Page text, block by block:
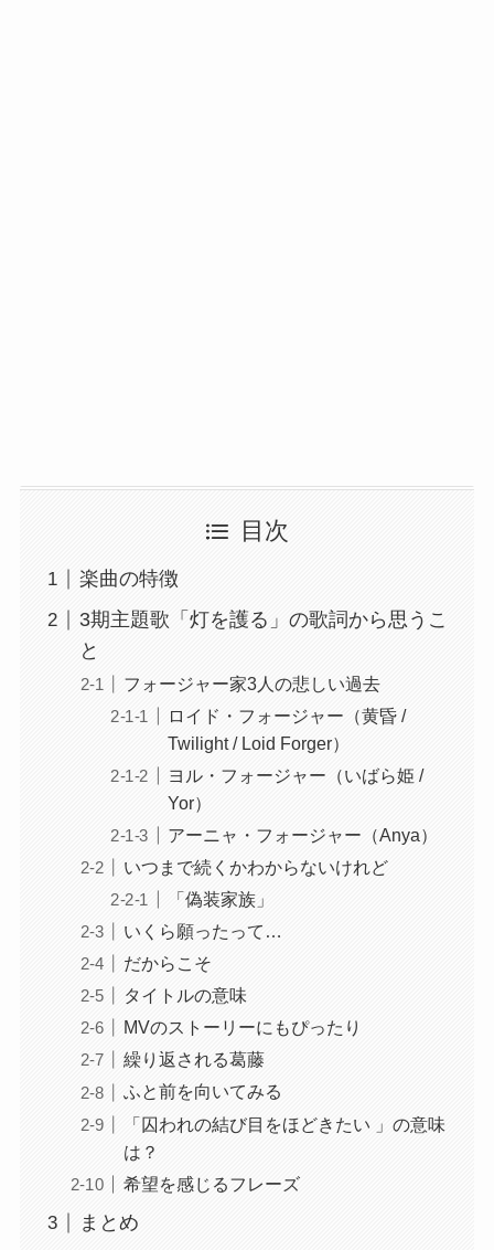
目次
楽曲の特徴
3期主題歌「灯を護る」の歌詞から思うこ
と
フォージャー家3人の悲しい過去
ロイド・フォージャー（黄昏 /
Twilight / Loid Forger）
ヨル・フォージャー（いばら姫 /
Yor）
アーニャ・フォージャー（Anya）
いつまで続くかわからないけれど
「偽装家族」
いくら願ったって…
だからこそ
タイトルの意味
MVのストーリーにもぴったり
繰り返される葛藤
ふと前を向いてみる
「囚われの結び目をほどきたい 」の意味
は？
希望を感じるフレーズ
まとめ